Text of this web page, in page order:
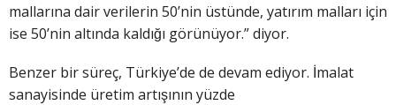
mallarına dair verilerin 50’nin üstünde, yatırım malları için
ise 50’nin altında kaldığı görünüyor.” diyor.
Benzer bir süreç, Türkiye’de de devam ediyor. İmalat
sanayisinde üretim artışının yüzde